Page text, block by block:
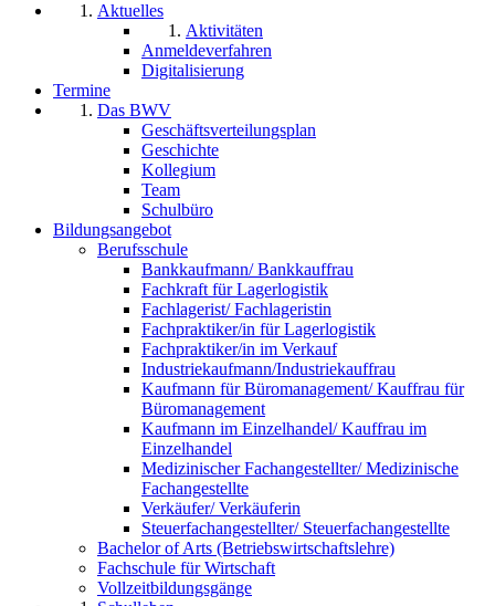
Aktuelles
Aktivitäten
Anmeldeverfahren
Digitalisierung
Termine
Das BWV
Geschäftsverteilungsplan
Geschichte
Kollegium
Team
Schulbüro
Bildungsangebot
Berufsschule
Bankkaufmann/ Bankkauffrau
Fachkraft für Lagerlogistik
Fachlagerist/ Fachlageristin
Fachpraktiker/in für Lagerlogistik
Fachpraktiker/in im Verkauf
Industriekaufmann/Industriekauffrau
Kaufmann für Büromanagement/ Kauffrau für
Büromanagement
Kaufmann im Einzelhandel/ Kauffrau im
Einzelhandel
Medizinischer Fachangestellter/ Medizinische
Fachangestellte
Verkäufer/ Verkäuferin
Steuerfachangestellter/ Steuerfachangestellte
Bachelor of Arts (Betriebswirtschaftslehre)
Fachschule für Wirtschaft
Vollzeitbildungsgänge